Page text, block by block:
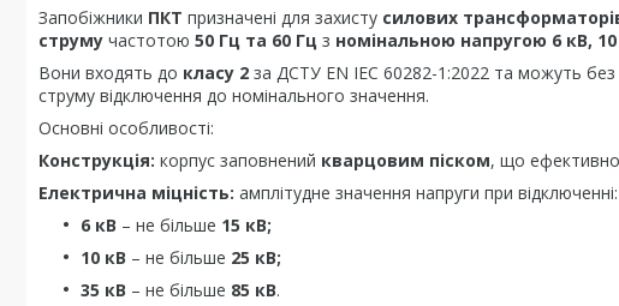
Запобіжники ПКТ призначені для захисту силових
струму частотою 50 Гц та 60 Гц з номінальною напругою 6 кВ,
Вони входять до класу 2 за ДСТУ EN IEC 60282-1:2022 та можуть без
струму відключення до номінального значення.
Основні особливості:
Конструкція: корпус заповнений кварцовим піском, що ефективно
Електрична міцність: амплітудне значення напруги при відключенні:
6 кВ – не більше 15 кВ;
10 кВ – не більше 25 кВ;
35 кВ – не більше 85 кВ.